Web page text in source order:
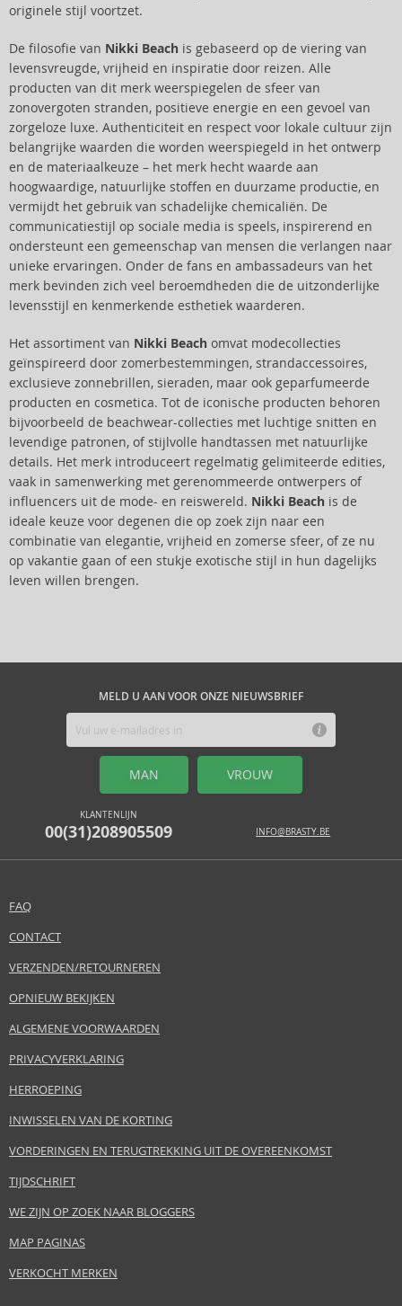
originele stijl voortzet.
De filosofie van Nikki Beach is gebaseerd op de viering van
levensvreugde, vrijheid en inspiratie door reizen. Alle
producten van dit merk weerspiegelen de sfeer van
zonovergoten stranden, positieve energie en een gevoel van
zorgeloze luxe. Authenticiteit en respect voor lokale cultuur zijn
belangrijke waarden die worden weerspiegeld in het ontwerp
en de materiaalkeuze – het merk hecht waarde aan
hoogwaardige, natuurlijke stoffen en duurzame productie, en
vermijdt het gebruik van schadelijke chemicaliën. De
communicatiestijl op sociale media is speels, inspirerend en
ondersteunt een gemeenschap van mensen die verlangen naar
unieke ervaringen. Onder de fans en ambassadeurs van het
merk bevinden zich veel beroemdheden die de uitzonderlijke
levensstijl en kenmerkende esthetiek waarderen.
Het assortiment van Nikki Beach omvat modecollecties
geïnspireerd door zomerbestemmingen, strandaccessoires,
exclusieve zonnebrillen, sieraden, maar ook geparfumeerde
producten en cosmetica. Tot de iconische producten behoren
bijvoorbeeld de beachwear-collecties met luchtige snitten en
levendige patronen, of stijlvolle handtassen met natuurlijke
details. Het merk introduceert regelmatig gelimiteerde edities,
vaak in samenwerking met gerenommeerde ontwerpers of
influencers uit de mode- en reiswereld. Nikki Beach is de
ideale keuze voor degenen die op zoek zijn naar een
combinatie van elegantie, vrijheid en zomerse sfeer, of ze nu
op vakantie gaan of een stukje exotische stijl in hun dagelijks
leven willen brengen.
MELD U AAN VOOR ONZE NIEUWSBRIEF
MAN VROUW
KLANTENLIJN
00(31)208905509 INFO@BRASTY.BE
FAQ
CONTACT
VERZENDEN/RETOURNEREN
OPNIEUW BEKIJKEN
ALGEMENE VOORWAARDEN
PRIVACYVERKLARING
HERROEPING
INWISSELEN VAN DE KORTING
VORDERINGEN EN TERUGTREKKING UIT DE OVEREENKOMST
TIJDSCHRIFT
WE ZIJN OP ZOEK NAAR BLOGGERS
MAP PAGINAS
VERKOCHT MERKEN